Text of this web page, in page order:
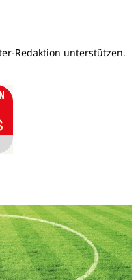
Redaktion unterstützen.